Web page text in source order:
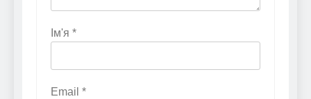
Ім'я *
Email *